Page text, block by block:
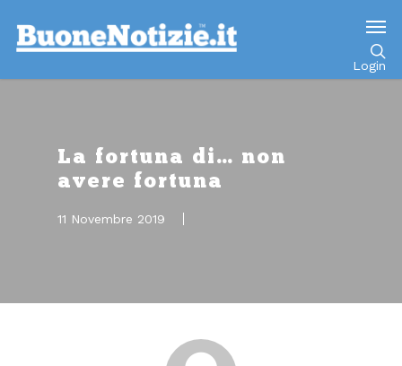
Login
La fortuna di… non
avere fortuna
11 Novembre 2019
Go to mobile version